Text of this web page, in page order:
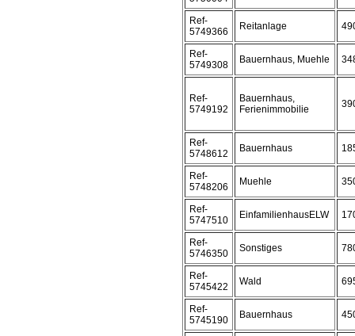
Ref-
5749366
Reitanlage
Ref-
5749308
Bauernhaus, Muehle
Ref-
5749192
Bauernhaus,
Ferienimmobilie
Ref-
5748612
Bauernhaus
Ref-
5748206
Muehle
Ref-
5747510
EinfamilienhausELW
Ref-
5746350
Sonstiges
Ref-
5745422
Wald
Ref-
5745190
Bauernhaus